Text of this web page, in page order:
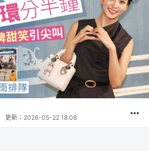
更新： 2026-05-22 18:08